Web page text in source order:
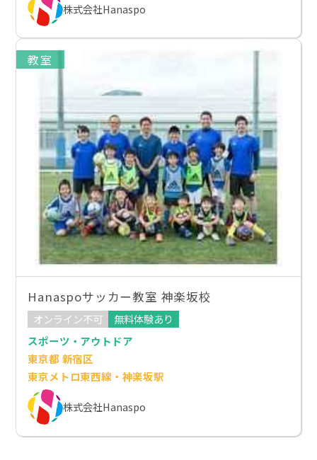
株式会社Hanaspo
教室
Hanaspoサッカー教室 神楽坂校
オンライン不可
無料体験あり
スポーツ・アウトドア
東京都 新宿区
東京メトロ東西線・神楽坂駅
株式会社Hanaspo